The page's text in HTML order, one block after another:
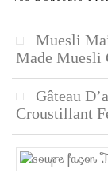
Muesli
Made Muesli
Gâteau
Croustillant